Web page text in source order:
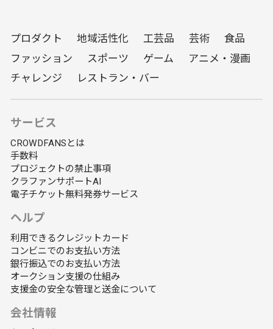
プロダクト 地域活性化 工芸品 芸術
食品
ファッション
スポーツ ゲーム
アニメ・漫画
チャレンジ
レストラン・バー
サービス
CROWDFANSとは
手数料
プロジェクトの禁止事項
クラファンサポートAI
電子チケット無料発券サービス
ヘルプ
利用できるクレジットカード
コンビニでのお支払い方法
銀行振込でのお支払い方法
オークション支援の仕組み
支援金の安全な管理と送金について
会社情報